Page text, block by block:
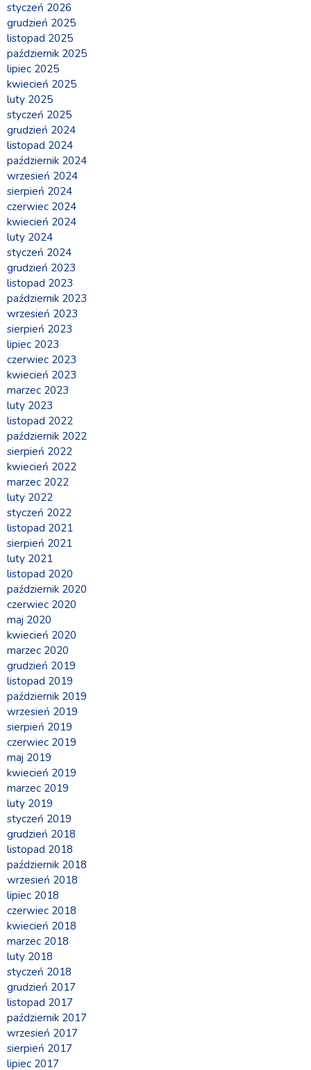
styczeń 2026
grudzień 2025
listopad 2025
październik 2025
lipiec 2025
kwiecień 2025
luty 2025
styczeń 2025
grudzień 2024
listopad 2024
październik 2024
wrzesień 2024
sierpień 2024
czerwiec 2024
kwiecień 2024
luty 2024
styczeń 2024
grudzień 2023
listopad 2023
październik 2023
wrzesień 2023
sierpień 2023
lipiec 2023
czerwiec 2023
kwiecień 2023
marzec 2023
luty 2023
listopad 2022
październik 2022
sierpień 2022
kwiecień 2022
marzec 2022
luty 2022
styczeń 2022
listopad 2021
sierpień 2021
luty 2021
listopad 2020
październik 2020
czerwiec 2020
maj 2020
kwiecień 2020
marzec 2020
grudzień 2019
listopad 2019
październik 2019
wrzesień 2019
sierpień 2019
czerwiec 2019
maj 2019
kwiecień 2019
marzec 2019
luty 2019
styczeń 2019
grudzień 2018
listopad 2018
październik 2018
wrzesień 2018
lipiec 2018
czerwiec 2018
kwiecień 2018
marzec 2018
luty 2018
styczeń 2018
grudzień 2017
listopad 2017
październik 2017
wrzesień 2017
sierpień 2017
lipiec 2017